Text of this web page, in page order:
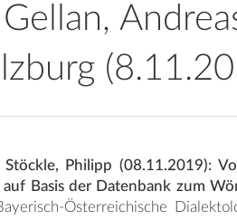
Philipp (08.11.2019):
auf Basis der Datenbank zum